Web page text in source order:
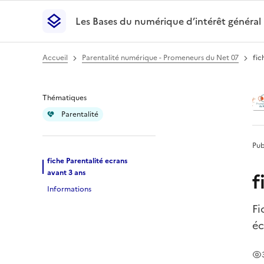
Les Bases du numérique d’intérêt général-
Les Bases du numérique d’intérêt général
Accueil Parentalité numérique - Promeneurs du Net 07
fiche Parentalité
Thématiques
Parentalité
fiche Parentalité ecrans
avant 3 ans
Informations